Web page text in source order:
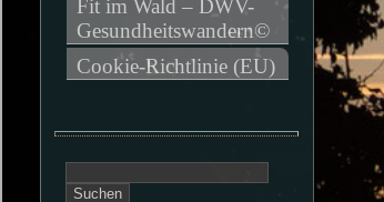
Fit im Wald – DWV-
Gesundheitswandern©
Cookie-Richtlinie (EU)
nach: